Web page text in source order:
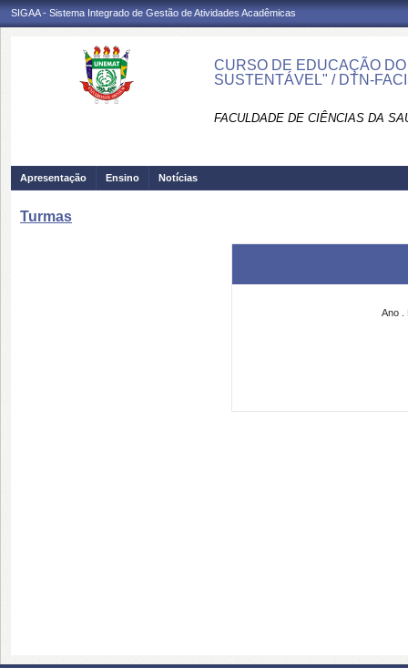
SIGAA - Sistema Integrado de Gestão de Atividades Acadêmicas
CURSO DE EDUCAÇÃO
SUSTENTÁVEL" / DTN-
FACULDADE DE CIÊNCIAS DA
Apresentação Ensino Notícias
Turmas
Ano .